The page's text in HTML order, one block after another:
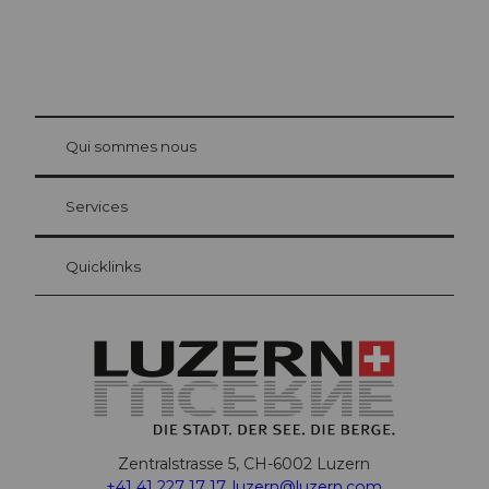
Carte d’hôte Lucerne
Vos avantages en tant qu'hôte pour la nuit
at Bre
Qui sommes nous
Services
Quicklinks
Zentralstrasse 5, CH-6002 Luzern